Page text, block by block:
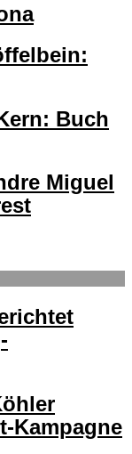
Buch
Miguel
Kampagne